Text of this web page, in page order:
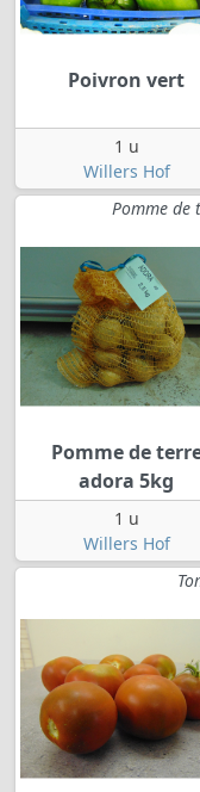
Poivron vert
1 u
Willers Hof
Pomme de
Pomme de
adora 5kg
1 u
Willers Hof